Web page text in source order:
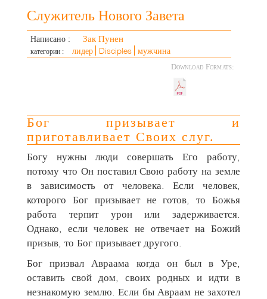
Служитель Нового Завета
Написано : Зак Пунен
категории : лидер Disciples мужчина
Download Formats:
Бог призывает и
приготавливает Своих слуг.
Богу нужны люди совершать Его работу,
потому что Он поставил Свою работу на земле
в зависимость от человека. Если человек,
которого Бог призывает не готов, то Божья
работа терпит урон или задерживается.
Однако, если человек не отвечает на Божий
призыв, то Бог призывает другого.
Бог призвал Авраама когда он был в Уре,
оставить свой дом, своих родных и идти в
незнакомую землю. Если бы Авраам не захотел